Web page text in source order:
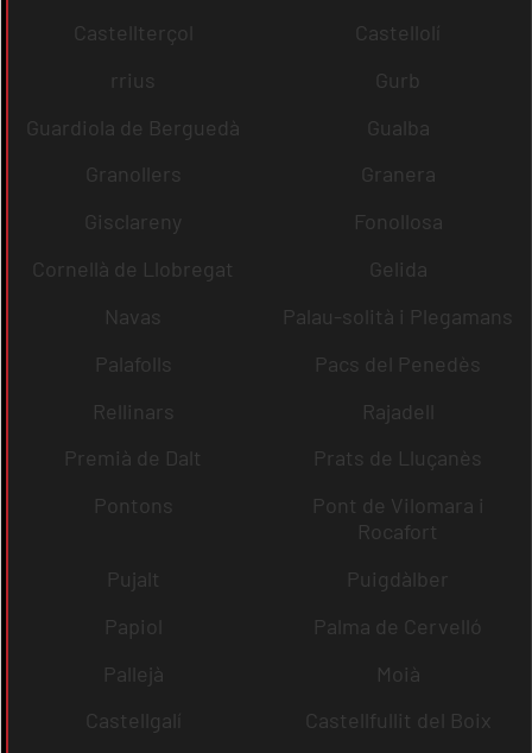
Castellterçol
Castellolí
rrius
Gurb
Guardiola de Berguedà
Gualba
Granollers
Granera
Gisclareny
Fonollosa
Cornellà de Llobregat
Gelida
Navas
Palau-solità i Plegamans
Palafolls
Pacs del Penedès
Rellinars
Rajadell
Premià de Dalt
Prats de Lluçanès
Pontons
Pont de Vilomara i
Rocafort
Pujalt
Puigdàlber
Papiol
Palma de Cervelló
Pallejà
Moià
Castellgalí
Castellfullit del Boix